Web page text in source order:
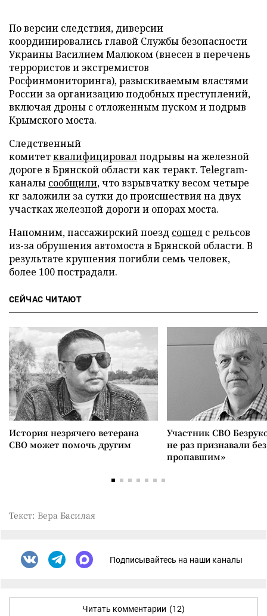
По версии следствия, диверсии
координировались главой Службы безопасности
Украины Василием Малюком (внесен в перечень
террористов и экстремистов
Росфинмониторинга), разыскиваемым властями
России за организацию подобных преступлений,
включая дроны с отложенным пуском и подрыв
Крымского моста.
Следственный
комитетквалифицировалподрывы на железной
дороге в Брянской области как теракт. Telegram-
каналы сообщили, что взрывчатку весом четыре
кг заложили за сутки до происшествия на двух
участках железной дороги и опорах моста.
Напомним, пассажирский поезд сошел с рельсов
из-за обрушения автомоста в Брянской области. В
результате крушения погибли семь человек,
более 100 пострадали.
СЕЙЧАС ЧИТАЮТ
История незрячего ветерана
СВО может помочь другим
Участник СВО
не раз признавали
пропавшим»
Текст: Вера Басилая
Подписывайтесь на наши каналы
Читать комментарии (12)